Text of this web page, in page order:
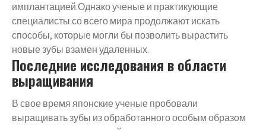
имплантацией.Однако ученые и практикующие
специалисты со всего мира продолжают искать
способы, которые могли бы позволить вырастить
новые зубы взамен удаленных.
Последние исследования в области
выращивания
В свое время японские ученые пробовали
выращивать зубы из обработанного особым образом